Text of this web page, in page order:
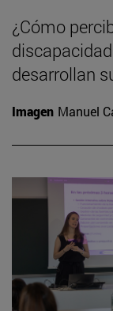
¿Cómo
desarrollan
Imagen Manuel